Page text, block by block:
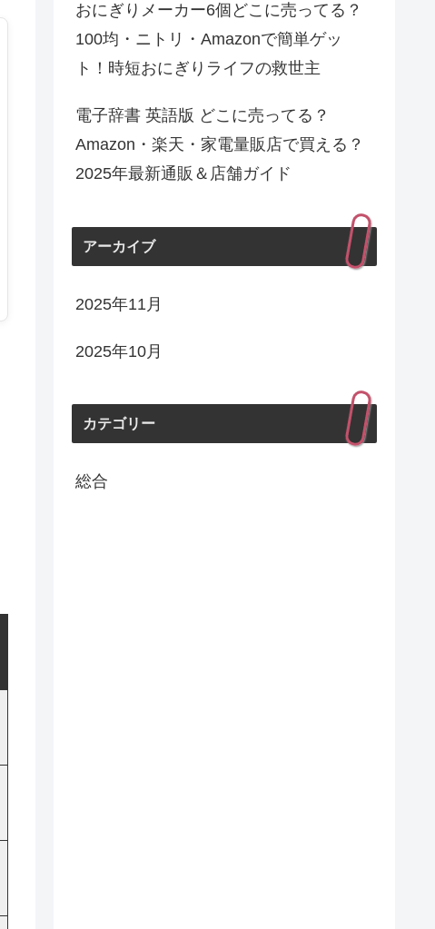
おにぎりメーカー6個どこに売ってる？
100均・ニトリ・Amazonで簡単ゲッ
ト！時短おにぎりライフの救世主
電子辞書 英語版 どこに売ってる？
Amazon・楽天・家電量販店で買える？
2025年最新通販＆店舗ガイド
アーカイブ
2025年11月
2025年10月
カテゴリー
総合